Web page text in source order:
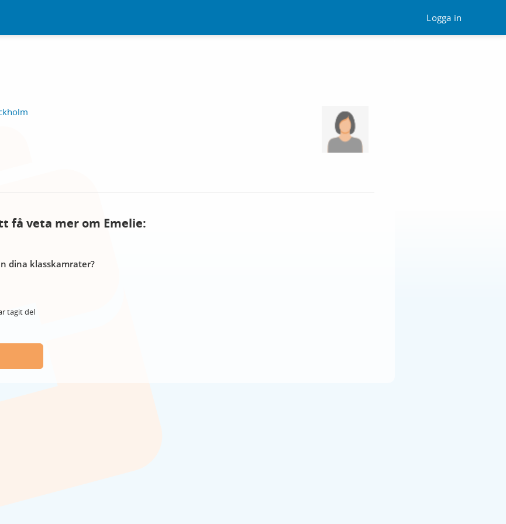
Logga in
få veta mer om Emelie:
dina klasskamrater?
tagit del